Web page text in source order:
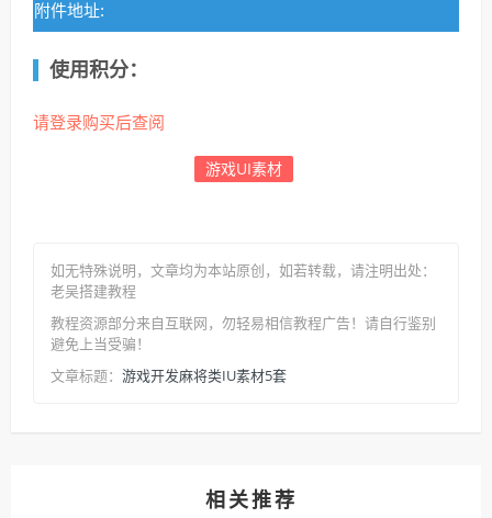
附件地址:
使用积分：
请登录购买后查阅
游戏UI素材
如无特殊说明，文章均为本站原创 ，如若转载，请注明出处：
老吴搭建教程
教程资源部分来自互联网，勿轻易相信教程广告！请自行鉴别
避免上当受骗！
文章标题： 游戏开发麻将类IU素材5套
相关推荐